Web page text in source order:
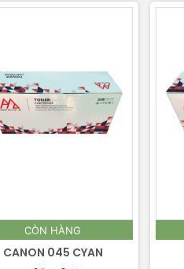
CÒN HÀNG
CANON 045 CYAN